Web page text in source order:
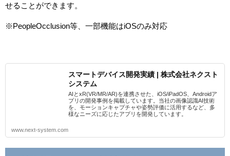
せることができます。
※PeopleOcclusion等、一部機能はiOSのみ対応
スマートデバイス開発実績 | 株式会社ネクスト
システム
AIとxR(VR/MR/AR)を連携させた、iOS/iPadOS、Androidア
プリの開発事例を掲載しています。当社の画像認識AI技術
を、モーションキャプチャや姿勢評価に活用するなど、多
様なニーズに応じたアプリを開発しています。
www.next-system.com